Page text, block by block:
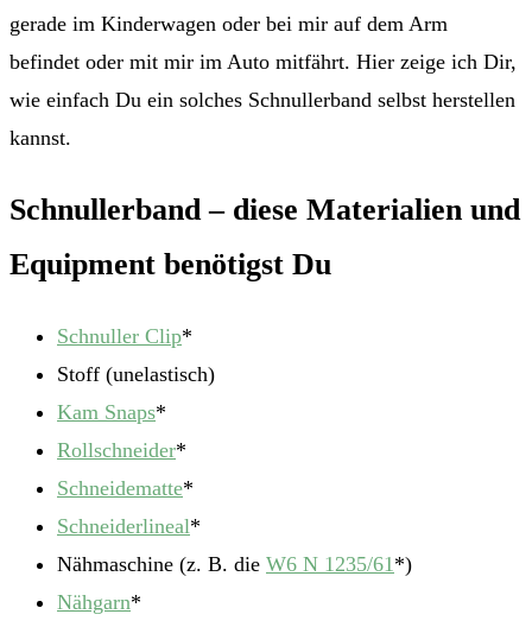
gerade im Kinderwagen oder bei mir auf dem Arm
befindet oder mit mir im Auto mitfährt. Hier zeige ich Dir,
wie einfach Du ein solches Schnullerband selbst herstellen
kannst.
Schnullerband – diese Materialien und
Equipment benötigst Du
Schnuller Clip*
Stoff (unelastisch)
Kam Snaps*
Rollschneider*
Schneidematte*
Schneiderlineal*
Nähmaschine (z. B. die W6 N 1235/61*)
Nähgarn*